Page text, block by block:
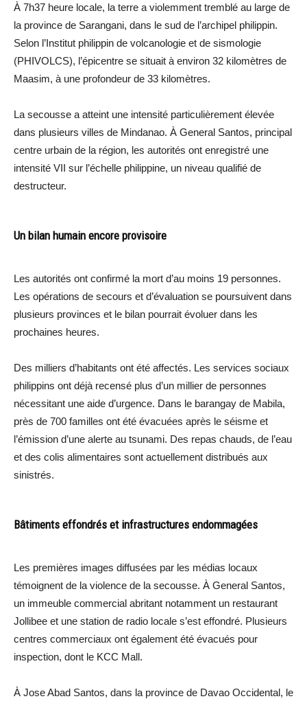
À 7h37 heure locale, la terre a violemment tremblé au large de
la province de Sarangani, dans le sud de l’archipel philippin.
Selon l’Institut philippin de volcanologie et de sismologie
(PHIVOLCS), l’épicentre se situait à environ 32 kilomètres de
Maasim, à une profondeur de 33 kilomètres.
La secousse a atteint une intensité particulièrement élevée
dans plusieurs villes de Mindanao. À General Santos, principal
centre urbain de la région, les autorités ont enregistré une
intensité VII sur l’échelle philippine, un niveau qualifié de
destructeur.
Un bilan humain encore provisoire
Les autorités ont confirmé la mort d’au moins 19 personnes.
Les opérations de secours et d’évaluation se poursuivent dans
plusieurs provinces et le bilan pourrait évoluer dans les
prochaines heures.
Des milliers d’habitants ont été affectés. Les services sociaux
philippins ont déjà recensé plus d’un millier de personnes
nécessitant une aide d’urgence. Dans le barangay de Mabila,
près de 700 familles ont été évacuées après le séisme et
l’émission d’une alerte au tsunami. Des repas chauds, de l’eau
et des colis alimentaires sont actuellement distribués aux
sinistrés.
Bâtiments effondrés et infrastructures endommagées
Les premières images diffusées par les médias locaux
témoignent de la violence de la secousse. À General Santos,
un immeuble commercial abritant notamment un restaurant
Jollibee et une station de radio locale s’est effondré. Plusieurs
centres commerciaux ont également été évacués pour
inspection, dont le KCC Mall.
À Jose Abad Santos, dans la province de Davao Occidental, le